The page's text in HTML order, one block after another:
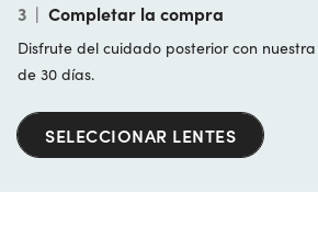
3 | Completar la compra
Disfrute del cuidado posterior con
de 30 días.
SELECCIONAR LENTES